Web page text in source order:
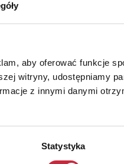
aby oferować funkcje
witryny, udostępniamy
z innymi danymi
Statystyka